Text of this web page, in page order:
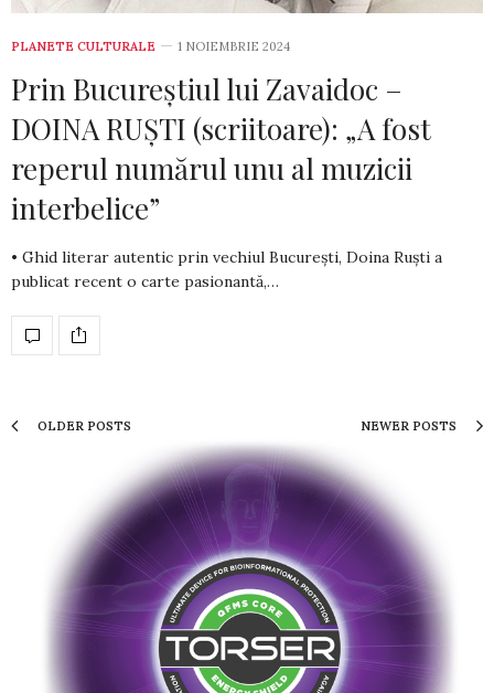
PLANETE CULTURALE 1 NOIEMBRIE 2024
Prin Bucureștiul lui Zavaidoc –
DOINA RUȘTI (scriitoare): „A fost
reperul numărul unu al muzicii
interbelice”
• Ghid literar autentic prin vechiul București, Doina Ruști a
publicat recent o carte pasionantă,…
OLDER POSTS NEWER POSTS